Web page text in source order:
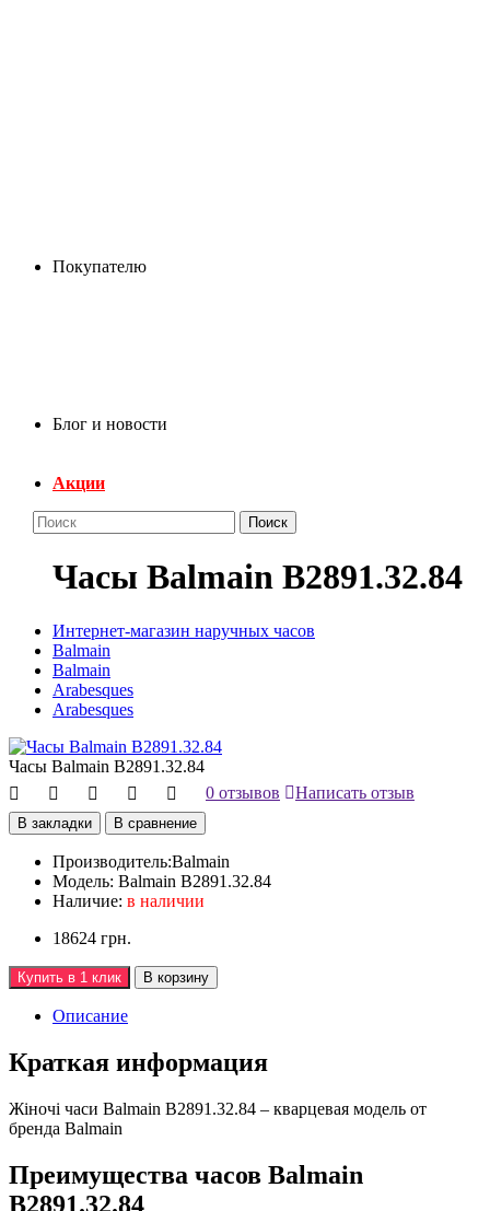
Покупателю
Блог и новости
Акции
Поиск
Часы Balmain B2891.32.84
Интернет-магазин наручных часов
Balmain
Balmain
Arabesques
Arabesques
Часы Balmain B2891.32.84
0 отзывов
Написать отзыв
В закладки В сравнение
Производитель:Balmain
Модель: Balmain B2891.32.84
Наличие: в наличии
18624 грн.
Купить в 1 клик В корзину
Описание
Краткая информация
Жiночi часи Balmain B2891.32.84 – кварцевая модель от
бренда Balmain
Преимущества часов Balmain
B2891.32.84